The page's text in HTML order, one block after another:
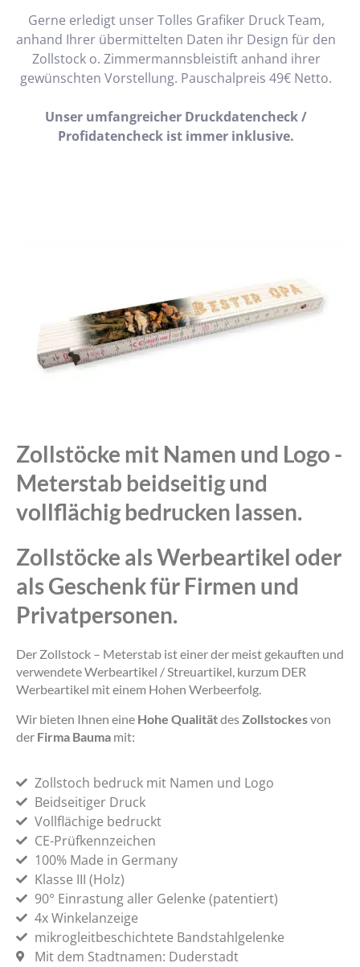
Gerne erledigt unser Tolles Grafiker Druck Team,
anhand Ihrer übermittelten Daten ihr Design für den
Zollstock o. Zimmermannsbleistift anhand ihrer
gewünschten Vorstellung. Pauschalpreis 49€ Netto.
Unser umfangreicher Druckdatencheck /
Profidatencheck ist immer inklusive.
Zollstöcke mit Namen und Logo -
Meterstab beidseitig und
vollflächig bedrucken lassen.
Zollstöcke als Werbeartikel oder
als Geschenk für Firmen und
Privatpersonen.
Der Zollstock – Meterstab ist einer der meist gekauften und
verwendete Werbeartikel / Streuartikel, kurzum DER
Werbeartikel mit einem Hohen Werbeerfolg.
Wir bieten Ihnen eine Hohe Qualitätdes Zollstockesvon
der Firma Bauma mit:
Zollstoch bedruck mit Namen und Logo
Beidseitiger Druck
Vollflächige bedruckt
CE-Prüfkennzeichen
100% Made in Germany
Klasse III (Holz)
90° Einrastung aller Gelenke (patentiert)
4x Winkelanzeige
mikrogleitbeschichtete Bandstahlgelenke
Mit dem Stadtnamen: Duderstadt